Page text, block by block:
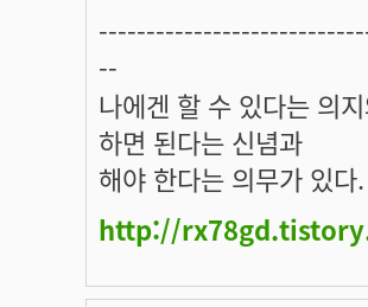
--
나에겐 할 수 있다는 의
하면 된다는 신념과
해야 한다는 의무가 있다.
http://